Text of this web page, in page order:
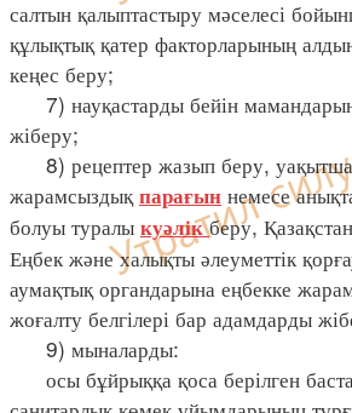
салтын қалыптастыру мәселесі
құлықтық қатер факторларының
кеңес беру;
7) науқастарды бейін
жіберу;
8) рецептер жазып беру, уақытша
жарамсыздық парағын немесе
болуы туралы куәлікберу,
Еңбек және халықты әлеуметтік
аумақтық органдарына еңбекке
жоғалту белгілері бар адамдарды
9) мыналарды:
осы бұйрыққа қоса берілген